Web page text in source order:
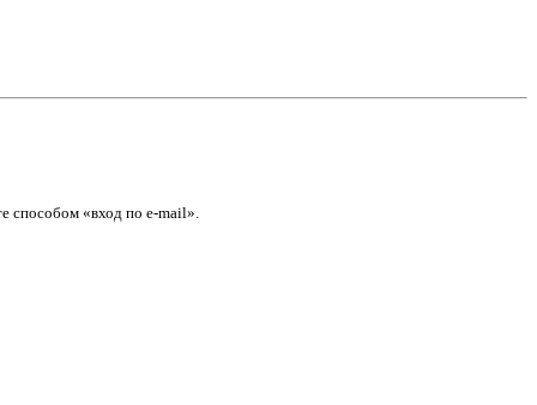
способом «вход по e-mail».